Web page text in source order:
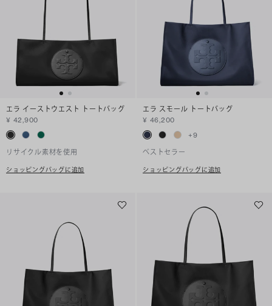
エラ イーストウエスト トートバッグ
¥ 42,900
リサイクル素材を使用
ショッピングバッグに追加
エラ スモール トートバッグ
¥ 46,200
+9
ベストセラー
ショッピングバッグに追加